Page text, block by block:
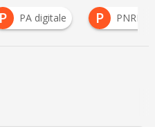
P PNRR e innovazione